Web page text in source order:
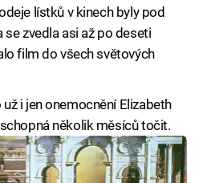
lístků v kinech byly pod
se zvedla asi až po deseti
film do všech světových
i jen onemocnění Elizabeth
několik měsíců točit.